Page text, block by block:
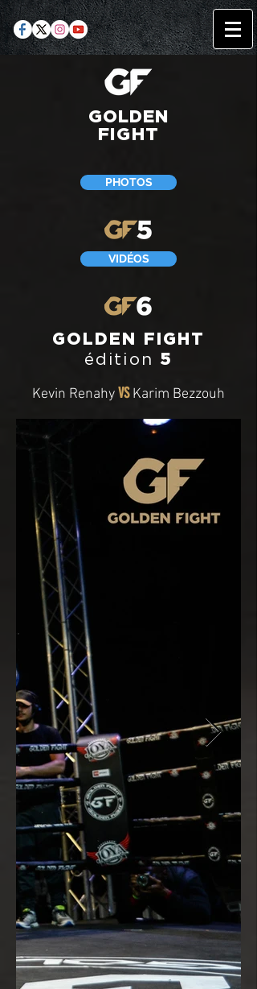
GOLDEN
FIGHT
PHOTOS
VIDÉOS
GOLDEN FIGHT
édition 5
Kevin RenahyVS Karim Bezzouh